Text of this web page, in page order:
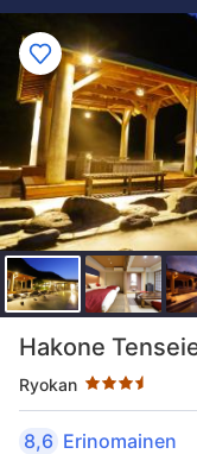
Hakone
Ryokan
Tähtiluokitus
8,6 Erinomainen